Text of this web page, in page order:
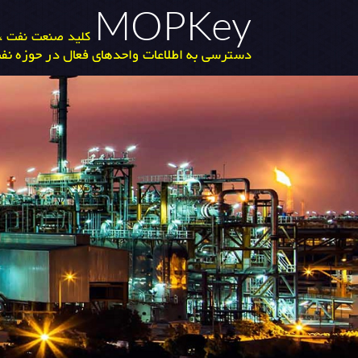
MOPKey کلید صنعت نفت
دسترسی به اطلاعات واحدهای فعال در حوزه